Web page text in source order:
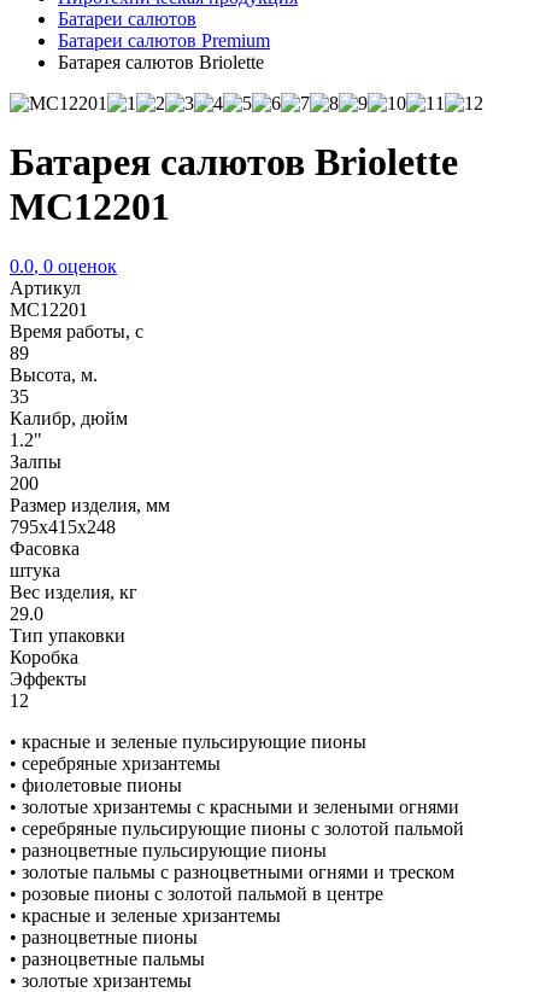
Батареи салютов
Батареи салютов Premium
Батарея салютов Briolette
Батарея салютов Briolette
MC12201
0.0, 0 оценок
Артикул
MC12201
Время работы, с
89
Высота, м.
35
Калибр, дюйм
1.2"
Залпы
200
Размер изделия, мм
795х415х248
Фасовка
штука
Вес изделия, кг
29.0
Тип упаковки
Коробка
Эффекты
12
• красные и зеленые пульсирующие пионы
• серебряные хризантемы
• фиолетовые пионы
• золотые хризантемы с красными и зелеными огнями
• серебряные пульсирующие пионы с золотой пальмой
• разноцветные пульсирующие пионы
• золотые пальмы с разноцветными огнями и треском
• розовые пионы с золотой пальмой в центре
• красные и зеленые хризантемы
• разноцветные пионы
• разноцветные пальмы
• золотые хризантемы